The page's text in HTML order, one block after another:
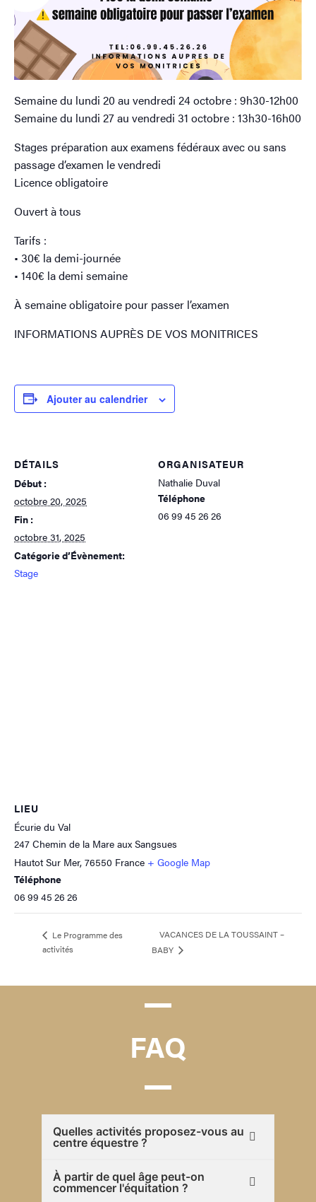
Semaine du lundi 20 au vendredi 24 octobre : 9h30-12h00
Semaine du lundi 27 au vendredi 31 octobre : 13h30-16h00
Stages préparation aux examens fédéraux avec ou sans
passage d’examen le vendredi
Licence obligatoire
Ouvert à tous
Tarifs :
• 30€ la demi-journée
• 140€ la demi semaine
À semaine obligatoire pour passer l’examen
INFORMATIONS AUPRÈS DE VOS MONITRICES
Ajouter au calendrier
DÉTAILS
Début :
octobre 20, 2025
Fin :
octobre 31, 2025
Catégorie d’Évènement:
Stage
ORGANISATEUR
Nathalie Duval
Téléphone
06 99 45 26 26
LIEU
Écurie du Val
247 Chemin de la Mare aux Sangsues
Hautot Sur Mer, 76550 France + Google Map
Téléphone
06 99 45 26 26
Le Programme des
activités
VACANCES DE LA TOUSSAINT –
BABY
FAQ
Quelles activités proposez-vous au
centre équestre ?
À partir de quel âge peut-on
commencer l'équitation ?